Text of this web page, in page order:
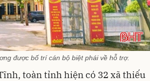
được bố trí cán bộ biệt phái về hỗ trợ.
toàn tỉnh hiện có 32 xã thiếu